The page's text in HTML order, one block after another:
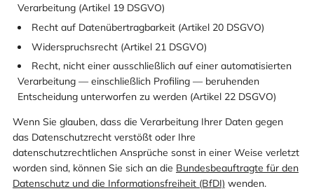
Verarbeitung (Artikel 19 DSGVO)
Recht auf Datenübertragbarkeit (Artikel 20 DSGVO)
Widerspruchsrecht (Artikel 21 DSGVO)
Recht, nicht einer ausschließlich auf einer automatisierten
Verarbeitung — einschließlich Profiling — beruhenden
Entscheidung unterworfen zu werden (Artikel 22 DSGVO)
Wenn Sie glauben, dass die Verarbeitung Ihrer Daten gegen
das Datenschutzrecht verstößt oder Ihre
datenschutzrechtlichen Ansprüche sonst in einer Weise verletzt
worden sind, können Sie sich an die Bundesbeauftragte für den
Datenschutz und die Informationsfreiheit (BfDI) wenden.